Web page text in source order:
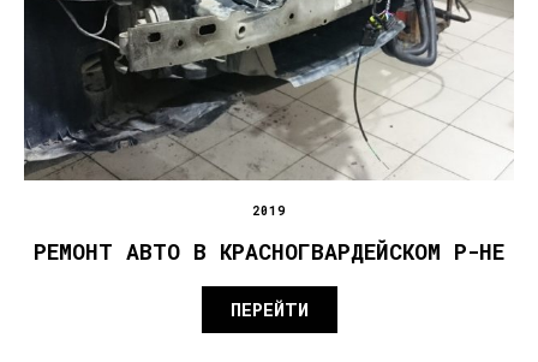
2019
РЕМОНТ АВТО В КРАСНОГВАРДЕЙСКОМ Р-НЕ
ПЕРЕЙТИ